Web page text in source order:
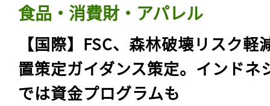
食品・消費財・アパレル
【国際】FSC、森林破壊リスク軽
置策定ガイダンス策定。インドネ
では資金プログラムも